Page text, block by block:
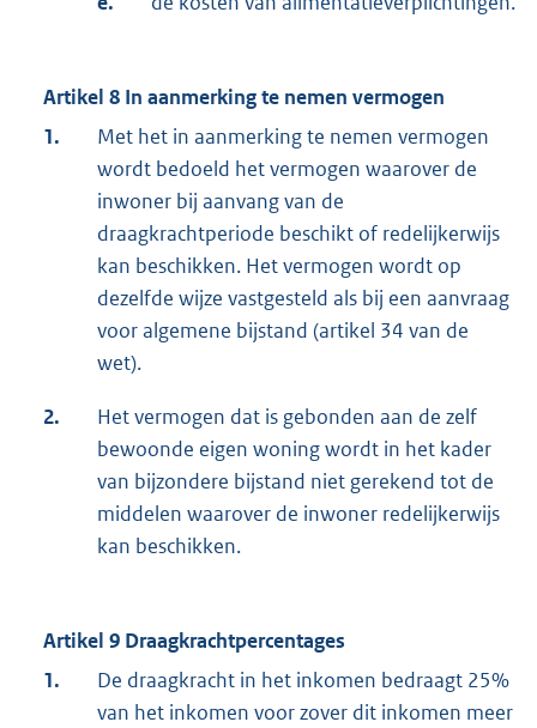
Artikel 8 In aanmerking te nemen vermogen
1.
Met het in aanmerking te nemen vermogen
wordt bedoeld het vermogen waarover de
inwoner bij aanvang van de
draagkrachtperiode beschikt of redelijkerwijs
kan beschikken. Het vermogen wordt op
dezelfde wijze vastgesteld als bij een aanvraag
voor algemene bijstand (artikel 34 van de
wet).
2.
Het vermogen dat is gebonden aan de zelf
bewoonde eigen woning wordt in het kader
van bijzondere bijstand niet gerekend tot de
middelen waarover de inwoner redelijkerwijs
kan beschikken.
Artikel 9 Draagkrachtpercentages
1.
De draagkracht in het inkomen bedraagt 25%
van het inkomen voor zover dit inkomen meer